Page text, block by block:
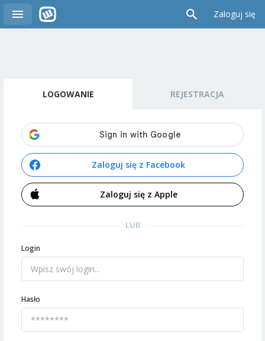
Zaloguj się
LOGOWANIE REJESTRACJA
Zaloguj się z Facebook
Zaloguj się z Apple
LUB
Login
Hasło